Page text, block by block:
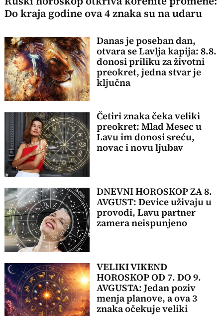
Do kraja godine ova 4 znaka su na udaru
Danas je poseban dan,
otvara se Lavlja kapija: 8.8.
donosi priliku za životni
preokret, jedna stvar je
ključna
Četiri znaka čeka veliki
preokret: Mlad Mesec u
Lavu im donosi sreću,
novac i novu ljubav
DNEVNI HOROSKOP ZA 8.
AVGUST: Device uživaju u
provodi, Lavu partner
zamera neispunjeno
VELIKI VIKEND
HOROSKOP OD 7. DO 9.
AVGUSTA: Jedan poziv
menja planove, a ova 3
znaka očekuje veliki